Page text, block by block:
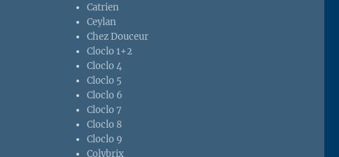
Catrien
Ceylan
Chez Douceur
Cloclo 1+2
Cloclo 4
Cloclo 5
Cloclo 6
Cloclo 7
Cloclo 8
Cloclo 9
Colybrix